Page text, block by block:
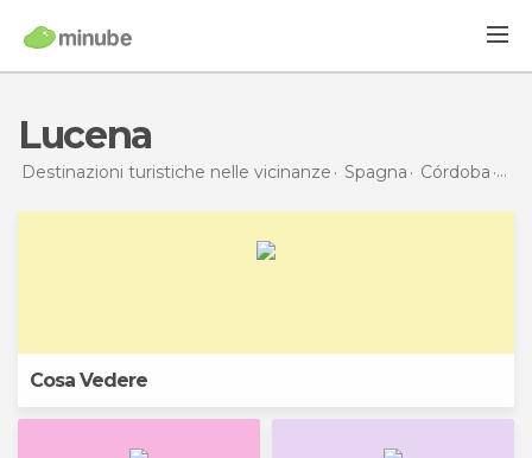
Lucena
Destinazioni turistiche nelle vicinanze Spagna Córdoba
Cosa Vedere